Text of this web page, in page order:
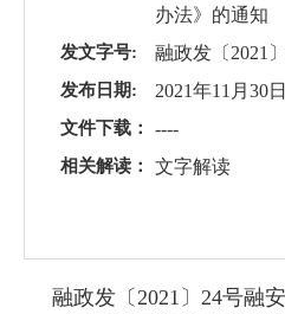
办法》的通知
发文字号: 融政发〔2021
发布日期: 2021年11月30日
文件下载： ----
相关解读： 文字解读
融政发〔2021〕24号融